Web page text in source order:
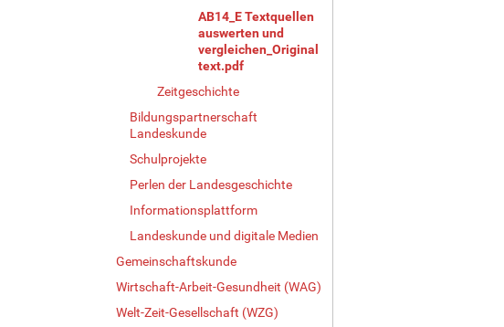
AB14_E Textquellen
auswerten und
vergleichen_Original
text.pdf
Zeitgeschichte
Bildungspartnerschaft
Landeskunde
Schulprojekte
Perlen der Landesgeschichte
Informationsplattform
Landeskunde und digitale Medien
Gemeinschaftskunde
Wirtschaft-Arbeit-Gesundheit (WAG)
Welt-Zeit-Gesellschaft (WZG)